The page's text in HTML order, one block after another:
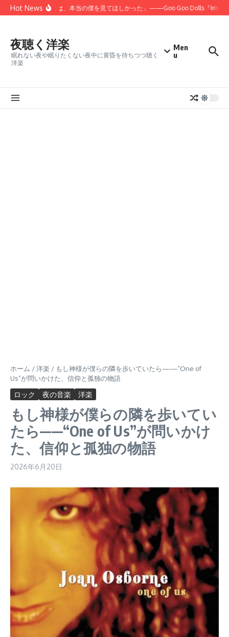
コンテンツへスキップ
Hot News
「君にだけは、本当の僕を見てほしかった」——Goo Goo Dolls『Iris』が
夜聴く洋楽
眠れない夜や眠りたくない夜中に黄昏を待ちつつ聴く
洋楽
Men
u
ホーム /洋楽 / もし神様が僕らの隣を歩いていたら——“One of
Us”が問いかけた、信仰と孤独の物語
ロック 夜の音楽 洋楽
もし神様が僕らの隣を歩いてい
たら——“One of Us”が問いかけ
た、信仰と孤独の物語
2026年6月20日